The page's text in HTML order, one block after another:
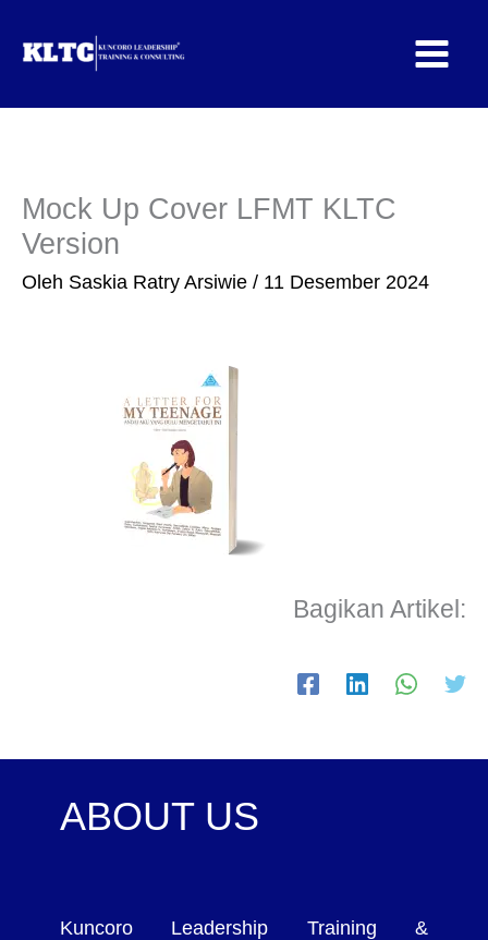
Mock Up Cover LFMT KLTC
Version
Oleh Saskia Ratry Arsiwie / 11 Desember 2024
Bagikan Artikel:
ABOUT US
Kuncoro Leadership Training &